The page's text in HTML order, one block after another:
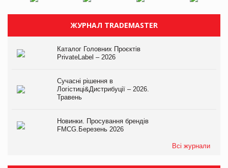
ЖУРНАЛ TRADEMASTER
Каталог Головних Проєктів
PrivateLabel – 2026
Сучасні рішення в
Логістиці&Дистрибуції – 2026.
Травень
Новинки. Просування брендів
FMCG.Березень 2026
Всі журнали